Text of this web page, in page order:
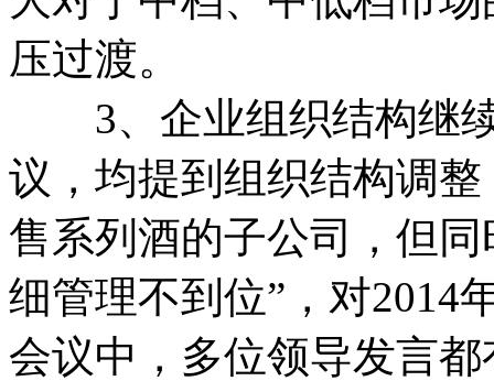
压过渡。
3、企业组织结构继续
议，均提到组织结构调
售系列酒的子公司，但
细管理不到位”，对2014
会议中，多位领导发言